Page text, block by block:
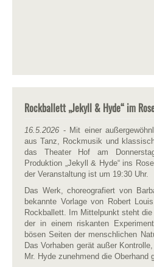
Rockballett „Jekyll & Hyde“ im
16.5.2026 - Mit einer
aus Tanz, Rockmusik und
das Theater Hof am
Produktion „Jekyll & Hyde“ ins
der Veranstaltung ist um 19:30 Uhr.
Das Werk, choreografiert von
bekannte Vorlage von Robert
Rockballett. Im Mittelpunkt steht die
der in einem riskanten
bösen Seiten der menschlichen
Das Vorhaben gerät außer
Mr. Hyde zunehmend die Oberhand